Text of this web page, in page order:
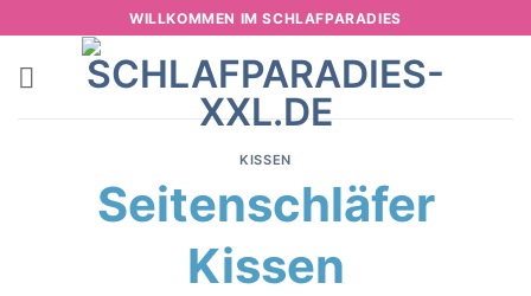
Inhalt
springen
WILLKOMMEN IM SCHLAFPARADIES
KISSEN
Seitenschläfer
Kissen